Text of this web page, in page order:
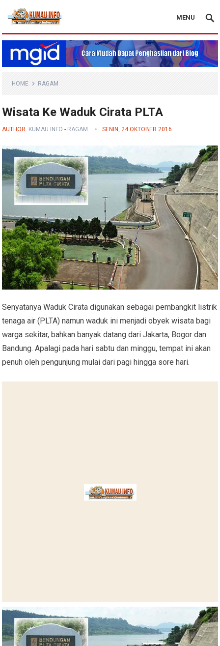
Blog Kumau Info
MENU
HOME RAGAM
Wisata Ke Waduk Cirata PLTA
AUTHOR: KUMAU INFO - RAGAM SENIN, 24 OKTOBER 2016
Senyatanya Waduk Cirata digunakan sebagai pembangkit listrik
tenaga air (PLTA) namun waduk ini menjadi obyek wisata bagi
warga sekitar, bahkan banyak datang dari Jakarta, Bogor dan
Bandung. Apalagi pada hari sabtu dan minggu, tempat ini akan
penuh oleh pengunjung mulai dari pagi hingga sore hari.